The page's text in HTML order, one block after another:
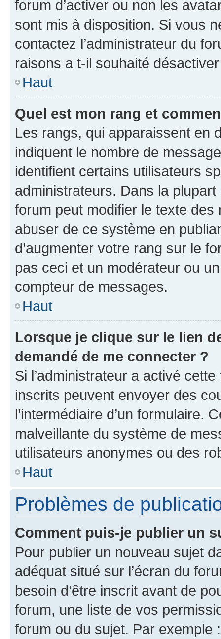
forum d’activer ou non les
sont mis à disposition. Si vous
contactez l’administrateur du
raisons a t-il souhaité
Haut
Quel est mon rang et
Les rangs, qui apparaissent en
indiquent le nombre de
identifient certains utilisateurs
administrateurs. Dans la
forum peut modifier le texte
abuser de ce système en
d’augmenter votre rang sur le
pas ceci et un modérateur ou
compteur de messages.
Haut
Lorsque je clique sur le lien
demandé de me connecter ?
Si l’administrateur a activé
inscrits peuvent envoyer des
l’intermédiaire d’un formulaire.
malveillante du système de
utilisateurs anonymes ou des
Haut
Problèmes de
Comment puis-je publier un
Pour publier un nouveau sujet
adéquat situé sur l’écran du
besoin d’être inscrit avant de
forum, une liste de vos
forum ou du sujet. Par exemple